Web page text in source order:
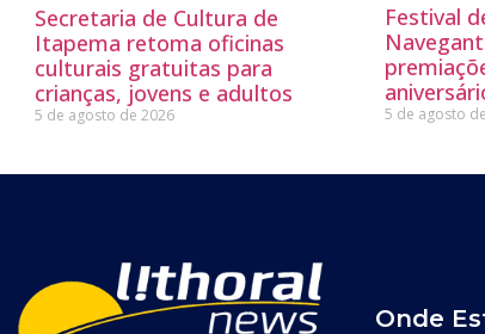
Secretaria de Cultura de
Itapema retoma oficinas
culturais gratuitas para
crianças, jovens e adultos
5 de agosto de 2026
Festival
5 de agosto
Onde